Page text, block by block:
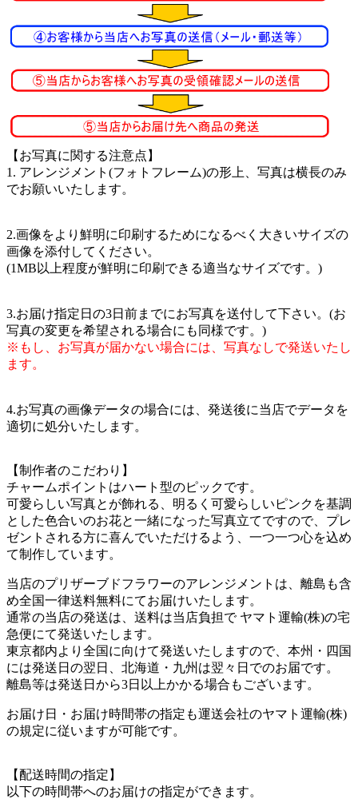
【お写真に関する注意点】
1. アレンジメント(フォトフレーム)の形上、写真は横長のみ
でお願いいたします。
2.画像をより鮮明に印刷するためになるべく大きいサイズの
画像を添付してください。
(1MB以上程度が鮮明に印刷できる適当なサイズです。)
3.お届け指定日の3日前までにお写真を送付して下さい。(お
写真の変更を希望される場合にも同様です。)
※もし、お写真が届かない場合には、写真なしで発送いたし
ます。
4.お写真の画像データの場合には、発送後に当店でデータを
適切に処分いたします。
【制作者のこだわり】
チャームポイントはハート型のピックです。
可愛らしい写真とが飾れる、明るく可愛らしいピンクを基調
とした色合いのお花と一緒になった写真立てですので、プレ
ゼントされる方に喜んでいただけるよう、一つ一つ心を込め
て制作しています。
当店のプリザーブドフラワーのアレンジメントは、離島も含
め全国一律送料無料にてお届けいたします。
通常の当店の発送は、送料は当店負担で ヤマト運輸(株)の宅
急便にて発送いたします。
東京都内より全国に向けて発送いたしますので、本州・四国
には発送日の翌日、北海道・九州は翌々日でのお届です。
離島等は発送日から3日以上かかる場合もございます。
お届け日・お届け時間帯の指定も運送会社のヤマト運輸(株)
の規定に従いますが可能です。
【配送時間の指定】
以下の時間帯へのお届けの指定ができます。